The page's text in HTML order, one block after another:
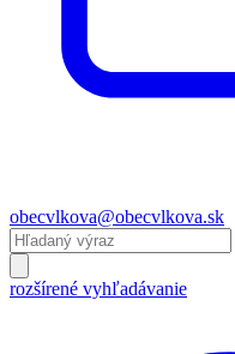
obecvlkova@obecvlkova.sk
rozšírené vyhľadávanie